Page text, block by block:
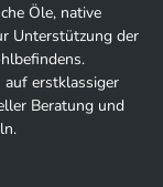
Öle, native
Unterstützung der
auf erstklassiger
Beratung und